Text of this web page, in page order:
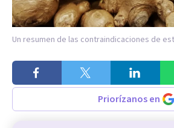
Un resumen de las contraindicaciones de
Priorízanos en